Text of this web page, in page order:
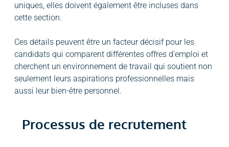
uniques, elles doivent également être incluses dans
cette section.
Ces détails peuvent être un facteur décisif pour les
candidats qui comparent différentes offres d’emploi et
cherchent un environnement de travail qui soutient non
seulement leurs aspirations professionnelles mais
aussi leur bien-être personnel.
Processus de recrutement